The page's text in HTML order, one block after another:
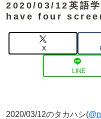
2020/03/12英語
have four
X
LINE
2020/03/12のタカハシ(